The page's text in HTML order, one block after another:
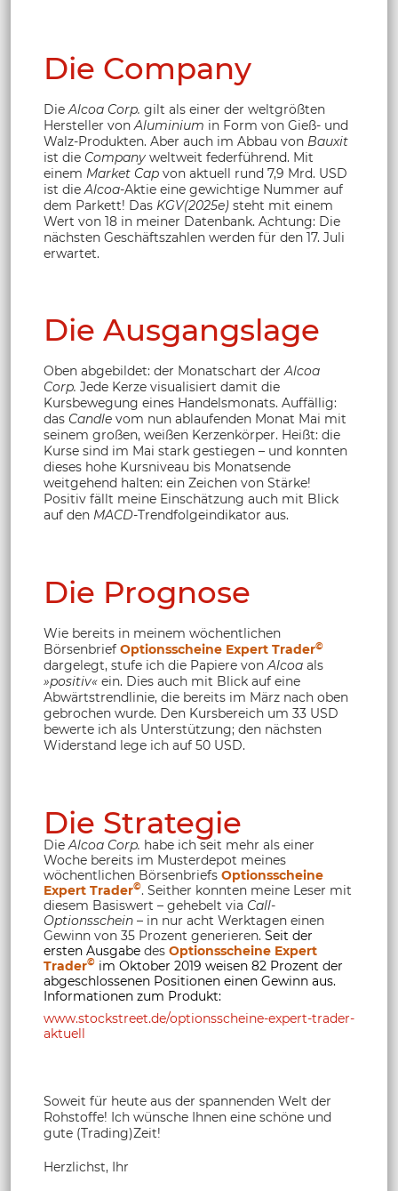
Die Company
Die Alcoa Corp. gilt als einer der weltgrößten
Hersteller von Aluminium in Form von Gieß- und
Walz-Produkten. Aber auch im Abbau von Bauxit
ist die Company weltweit federführend. Mit
einem Market Cap von aktuell rund 7,9 Mrd. USD
ist die Alcoa-Aktie eine gewichtige Nummer auf
dem Parkett! Das KGV(2025e) steht mit einem
Wert von 18 in meiner Datenbank. Achtung: Die
nächsten Geschäftszahlen werden für den 17. Juli
erwartet.
Die Ausgangslage
Oben abgebildet: der Monatschart derAlcoa
Corp. Jede Kerze visualisiert damit die
Kursbewegung eines Handelsmonats. Auffällig:
das Candle vom nun ablaufenden Monat Mai mit
seinem großen, weißen Kerzenkörper. Heißt: die
Kurse sind im Mai stark gestiegen – und konnten
dieses hohe Kursniveau bis Monatsende
weitgehend halten: ein Zeichen von Stärke!
Positiv fällt meine Einschätzung auch mit Blick
auf den MACD-Trendfolgeindikator aus.
Die Prognose
Wie bereits in meinem wöchentlichen
Börsenbrief Optionsscheine Expert Trader©
dargelegt, stufe ich die Papiere vonAlcoa als
»positiv« ein. Dies auch mit Blick auf eine
Abwärtstrendlinie, die bereits im März nach oben
gebrochen wurde. Den Kursbereich um 33 USD
bewerte ich als Unterstützung; den nächsten
Widerstand lege ich auf 50 USD.
Die Strategie
DieAlcoa Corp. habe ich seit mehr als einer
Woche bereits im Musterdepot meines
wöchentlichen Börsenbriefs Optionsscheine
Expert Trader©. Seither konnten meine Leser mit
diesem Basiswert – gehebelt via Call-
Optionsschein – in nur acht Werktagen einen
Gewinn von 35 Prozent generieren. Seit der
ersten Ausgabe des Optionsscheine Expert
Trader© im Oktober 2019 weisen 82 Prozent der
abgeschlossenen Positionen einen Gewinn aus.
Informationen zum Produkt:
www.stockstreet.de/optionsscheine-expert-trader-
aktuell
Soweit für heute aus der spannenden Welt der
Rohstoffe! Ich wünsche Ihnen eine schöne und
gute (Trading)Zeit!
Herzlichst, Ihr